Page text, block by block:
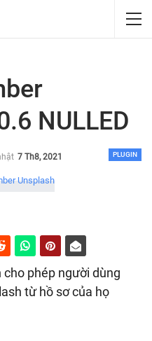
NULLED
PLUGIN
7 Th8, 2021
phép người dùng
từ hồ sơ của họ